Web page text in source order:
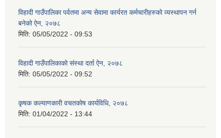
विहादी गाउँपालिका पर्वतमा अन्य सेवामा कार्यरत कर्मचारीहरुको व्यस्थापन गर्न
बनेको ऐन, २०७८
मिति: 05/05/2022 - 09:53
विहादी गाउँपालिकाको संस्था दर्ता ऐन, २०७८
मिति: 05/05/2022 - 09:52
कृषक कल्याणकारी वचतकोष कार्यविधि, २०७८
मिति: 01/04/2022 - 13:44